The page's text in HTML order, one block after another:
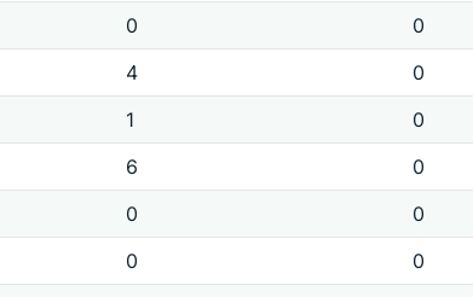
0
0
4
0
1
0
6
0
0
0
0
0